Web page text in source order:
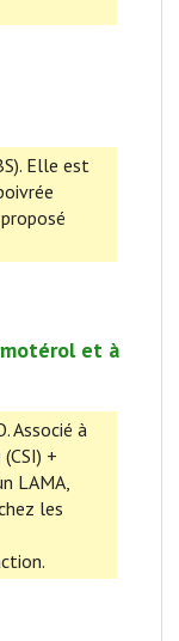
Elle est
et à
Associé à
+
LAMA,
les